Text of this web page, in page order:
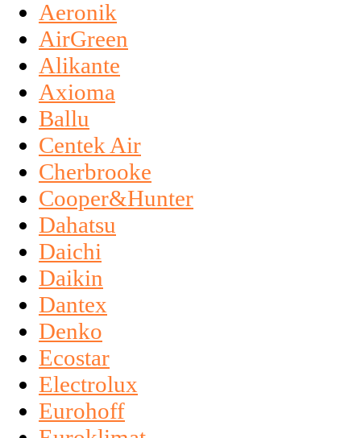
Aeronik
AirGreen
Alikante
Axioma
Ballu
Centek Air
Cherbrooke
Cooper&Hunter
Dahatsu
Daichi
Daikin
Dantex
Denko
Ecostar
Electrolux
Eurohoff